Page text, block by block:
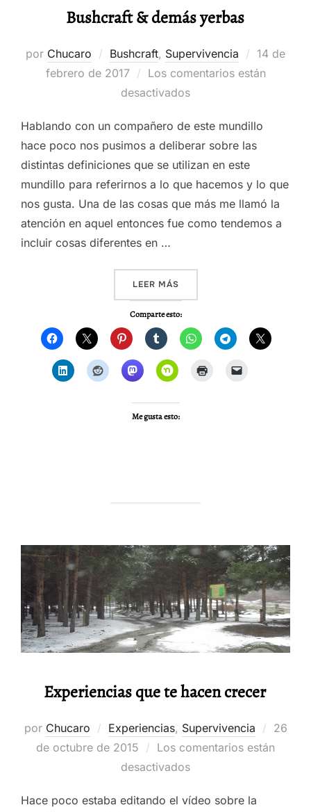
Bushcraft & demás yerbas
por Chucaro Bushcraft, Supervivencia
Publicado
el
14 de
febrero de 2017
Los comentarios están
desactivados
Hablando con un compañero de este mundillo
hace poco nos pusimos a deliberar sobre las
distintas definiciones que se utilizan en este
mundillo para referirnos a lo que hacemos y lo que
nos gusta. Una de las cosas que más me llamó la
atención en aquel entonces fue como tendemos a
incluir cosas diferentes en …
LEER MÁS«BUSHCRAFT & DEMÁS
Comparte esto:
Me gusta esto:
Experiencias que te hacen crecer
por Chucaro Experiencias, Supervivencia
el
26
de octubre de 2015
Los comentarios están
desactivados
Hace poco estaba editando el vídeo sobre la